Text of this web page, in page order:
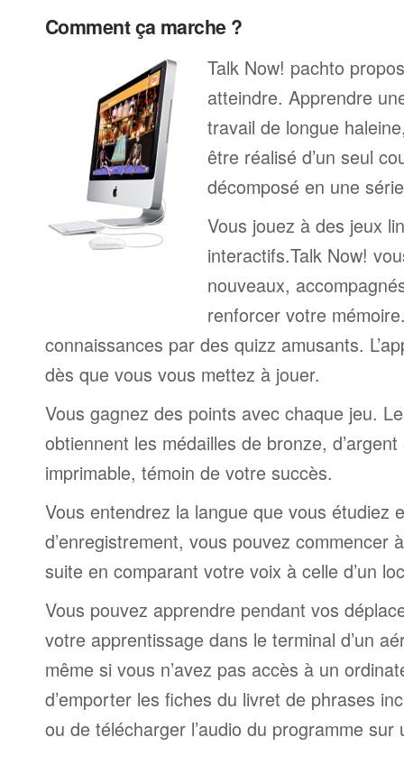
Comment ça marche ?
Talk Now! pachto
atteindre. Apprendre
travail de longue
être réalisé d’un seul
décomposé en une
Vous jouez à des jeux
interactifs.Talk Now!
nouveaux,
renforcer votre
connaissances par des quizz amusants.
dès que vous vous mettez à jouer.
Vous gagnez des points avec chaque jeu.
obtiennent les médailles de bronze,
imprimable, témoin de votre succès.
Vous entendrez la langue que vous étudiez
d’enregistrement, vous pouvez commencer
suite en comparant votre voix à celle d’un
Vous pouvez apprendre pendant vos
votre apprentissage dans le terminal d’un
même si vous n’avez pas accès à un
d’emporter les fiches du livret de phrases
ou de télécharger l’audio du programme sur